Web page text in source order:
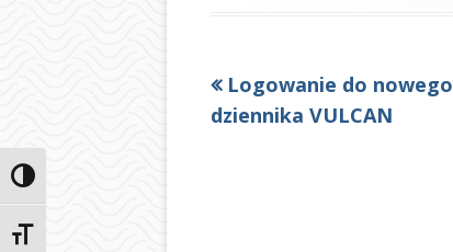
Przełącz wysoki kontrast
Zmień rozmiar czcionek
Nawigacja
Poprzedni
artykół
Logowanie do nowego
dziennika VULCAN